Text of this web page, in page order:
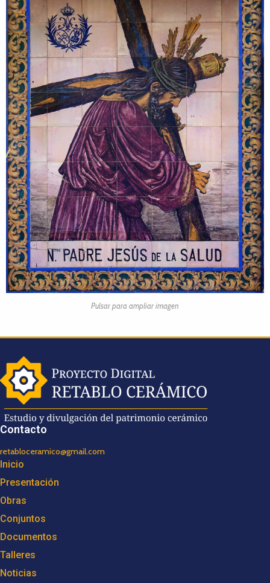
Pulsar para ampliar imagen
Contacto
retabloceramico@gmail.com
Inicio
Presentación
Obras
Conjuntos
Documentos
Talleres
Noticias